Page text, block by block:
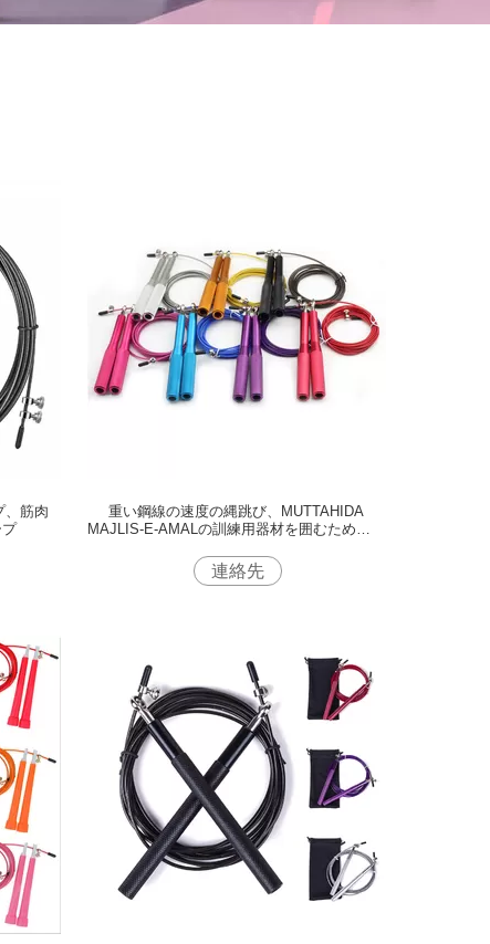
、筋肉
重い鋼線の速度の縄跳び、MUTTAHIDA
MAJLIS-E-AMALの訓練用器材を囲むための体
連絡先